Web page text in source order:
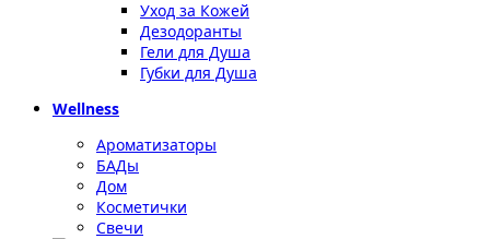
Уход за Кожей
Дезодоранты
Гели для Душа
Губки для Душа
Wellness
Ароматизаторы
БАДы
Дом
Косметички
Свечи